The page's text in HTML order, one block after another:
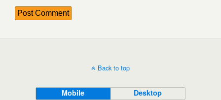
Back to top
Mobile Desktop